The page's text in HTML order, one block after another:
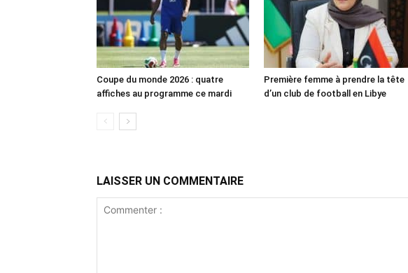
Coupe du monde 2026 : quatre
affiches au programme ce mardi
Première femme à prendre la tête
d’un club de football en Libye
LAISSER UN COMMENTAIRE